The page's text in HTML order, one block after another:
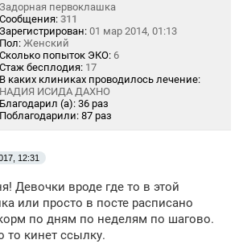
Задорная первоклашка
Сообщения: 311
Зарегистрирован: 01 мар 2014, 01:13
Пол: Женский
Сколько попыток ЭКО: 6
Стаж бесплодия: 17
В каких клиниках проводилось лечение:
НАДИЯ ИСИДА ДАХНО
Благодарил (а): 36 раз
Поблагодарили: 87 раз
12:31
Девочки вроде где то в этой
или просто в посте расписано
по дням по неделям по шагово.
то кинет ссылку.